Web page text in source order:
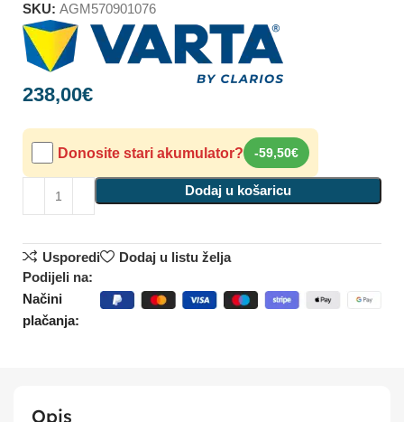
SKU:AGM570901076
238,00€
Donosite stari akumulator? -59,50€
Dodaj u košaricu
Usporedi
Dodaj u listu želja
Podijeli na:
Načini
plačanja:
Opis